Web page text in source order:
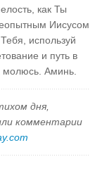
как Ты
Иисусом
используй
и путь в
Аминь.
дня,
комментарии